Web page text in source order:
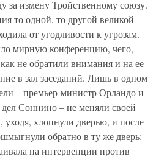
за измену Тройственному союзу.
то одной, то другой великой
от угодливости к угрозам.
мирную конференцию, чего,
не обратили внимания и на ее
в зал заседаний. Лишь в одном
– премьер-министр Орландо и
Соннино – не меняли своей
уходя, хлопнули дверью, и после
обратно в ту же дверь:
на интервенции против